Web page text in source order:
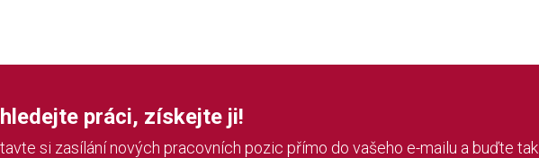
práci, získejte ji!
si zasílání nových pracovních pozic přímo do vašeho e-mailu a buďte tak